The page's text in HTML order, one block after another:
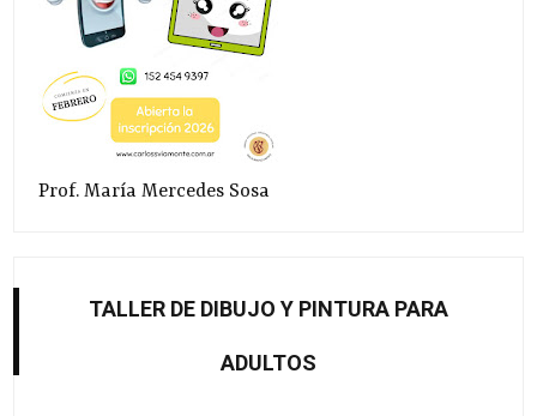
Prof. María Mercedes Sosa
TALLER DE DIBUJO Y PINTURA PARA
ADULTOS